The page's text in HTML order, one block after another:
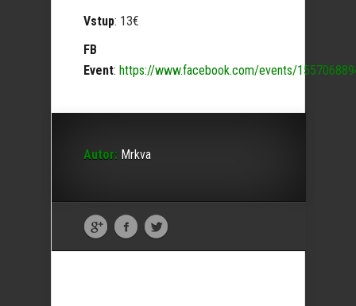
Vstup: 13€
FB
Event: https://www.facebook.com/events/
Autor: Mrkva